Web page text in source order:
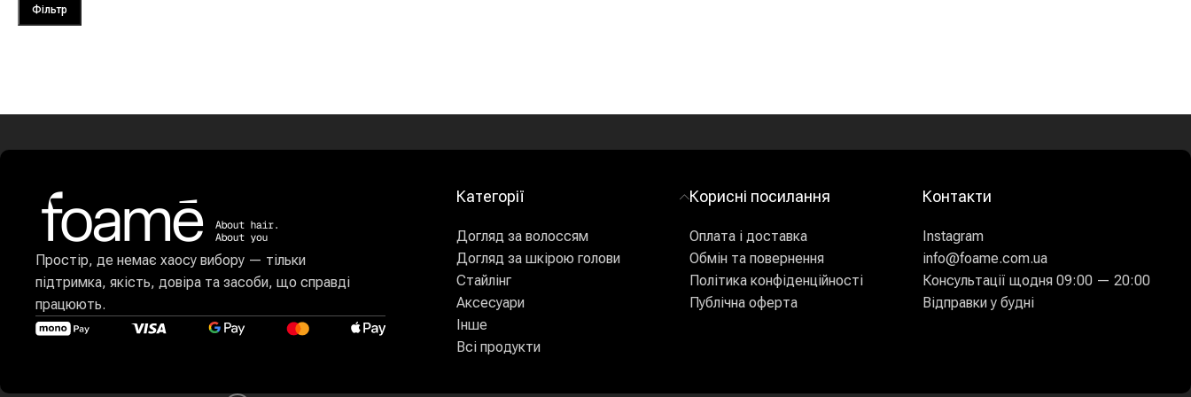
Фільтр
Простір, де немає хаосу вибору — тільки
підтримка, якість, довіра та засоби, що справді
працюють.
Категорії
Догляд за волоссям
Догляд за шкірою голови
Стайлінг
Аксесуари
Інше
Всі продукти
Корисні посилання
Оплата і доставка
Обмін та повернення
Політика конфіденційності
Публічна оферта
Контакти
Instagram
info@foame.com.ua
Консультації щодня 09:00 — 20:00
Відправки у будні